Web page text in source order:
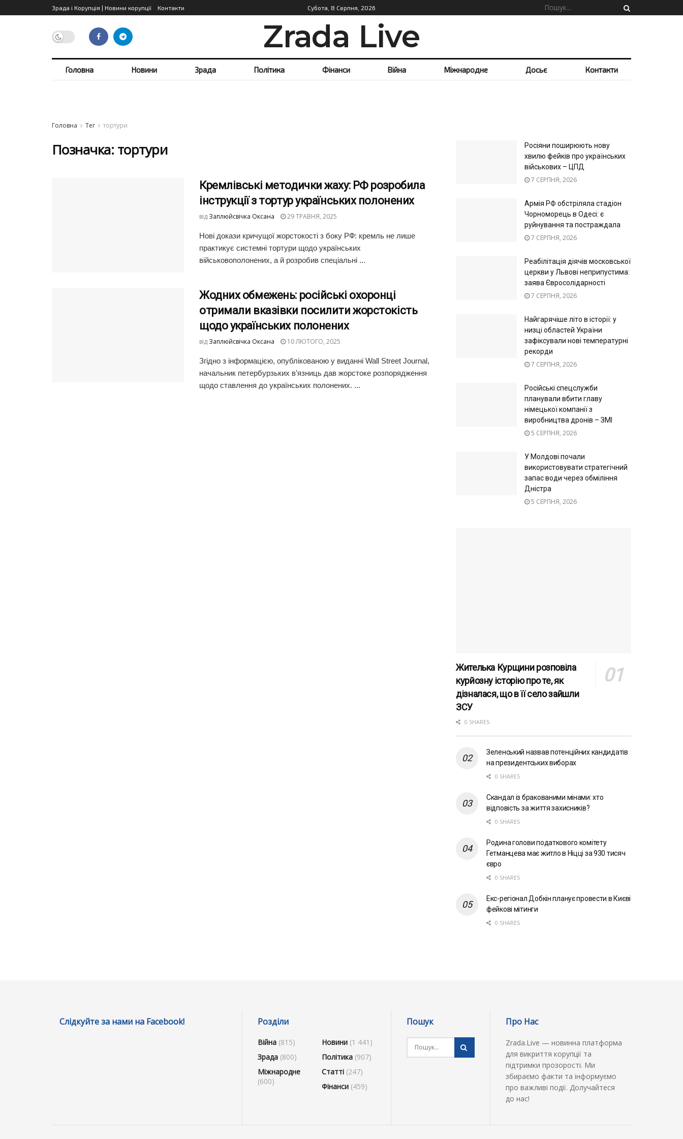
Зрада і Корупція | Новини корупції Контакти Субота, 8 Серпня, 2026
Zrada Live
Головна Новини Зрада Політика Фінанси Війна Міжнародне Досьє Контакти
Головна Тег тортури
Позначка: тортури
Кремлівські методички жаху: РФ розробила
інструкції з тортур українських полонених
від Заплюйсвічка Оксана 29 ТРАВНЯ, 2025
Нові докази кричущої жорстокості з боку РФ: кремль не лише
практикує системні тортури щодо українських
військовополонених, а й розробив спеціальні ...
Жодних обмежень: російські охоронці
отримали вказівки посилити жорстокість
щодо українських полонених
від Заплюйсвічка Оксана 10 ЛЮТОГО, 2025
Згідно з інформацією, опублікованою у виданні Wall Street Journal,
начальник петербурзьких в’язниць дав жорстоке розпорядження
щодо ставлення до українських полонених. ...
Росіяни поширюють нову
хвилю фейків про українських
військових – ЦПД
7 СЕРПНЯ, 2026
Армія РФ обстріляла стадіон
Чорноморець в Одесі: є
руйнування та постраждала
7 СЕРПНЯ, 2026
Реабілітація діячів московської
церкви у Львові неприпустима:
заява Євросолідарності
7 СЕРПНЯ, 2026
Найгарячіше літо в історії: у
низці областей України
зафіксували нові температурні
рекорди
7 СЕРПНЯ, 2026
Російські спецслужби
планували вбити главу
німецької компанії з
виробництва дронів – ЗМІ
5 СЕРПНЯ, 2026
У Молдові почали
використовувати стратегічний
запас води через обміління
Дністра
5 СЕРПНЯ, 2026
Жителька Курщини розповіла
курйозну історію про те, як
дізналася, що в її село зайшли
ЗСУ
0 SHARES
Зеленський назвав потенційних кандидатів
на президентських виборах
0 SHARES
Скандал із бракованими мінами: хто
відповість за життя захисників?
0 SHARES
Родина голови податкового комітету
Гетманцева має житло в Ніцці за 930 тисяч
євро
0 SHARES
Екс-регіонал Добкін планує провести в Києві
фейкові мітинги
0 SHARES
Слідкуйте за нами на Facebook! Розділи
Війна (815)
Зрада (800)
Міжнародне
(600)
Новини(1 441)
Політика(907)
Статті(247)
Фінанси(459)
Пошук Про Нас
Zrada.Live — новинна платформа
для викриття корупції та
підтримки прозорості. Ми
збираємо факти та інформуємо
про важливі події. Долучайтеся
до нас!